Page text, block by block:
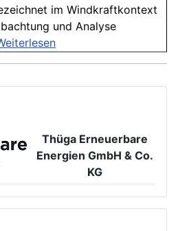
im Windkraftkontext
und Analyse
Thüga Erneuerbare
Energien GmbH & Co.
KG